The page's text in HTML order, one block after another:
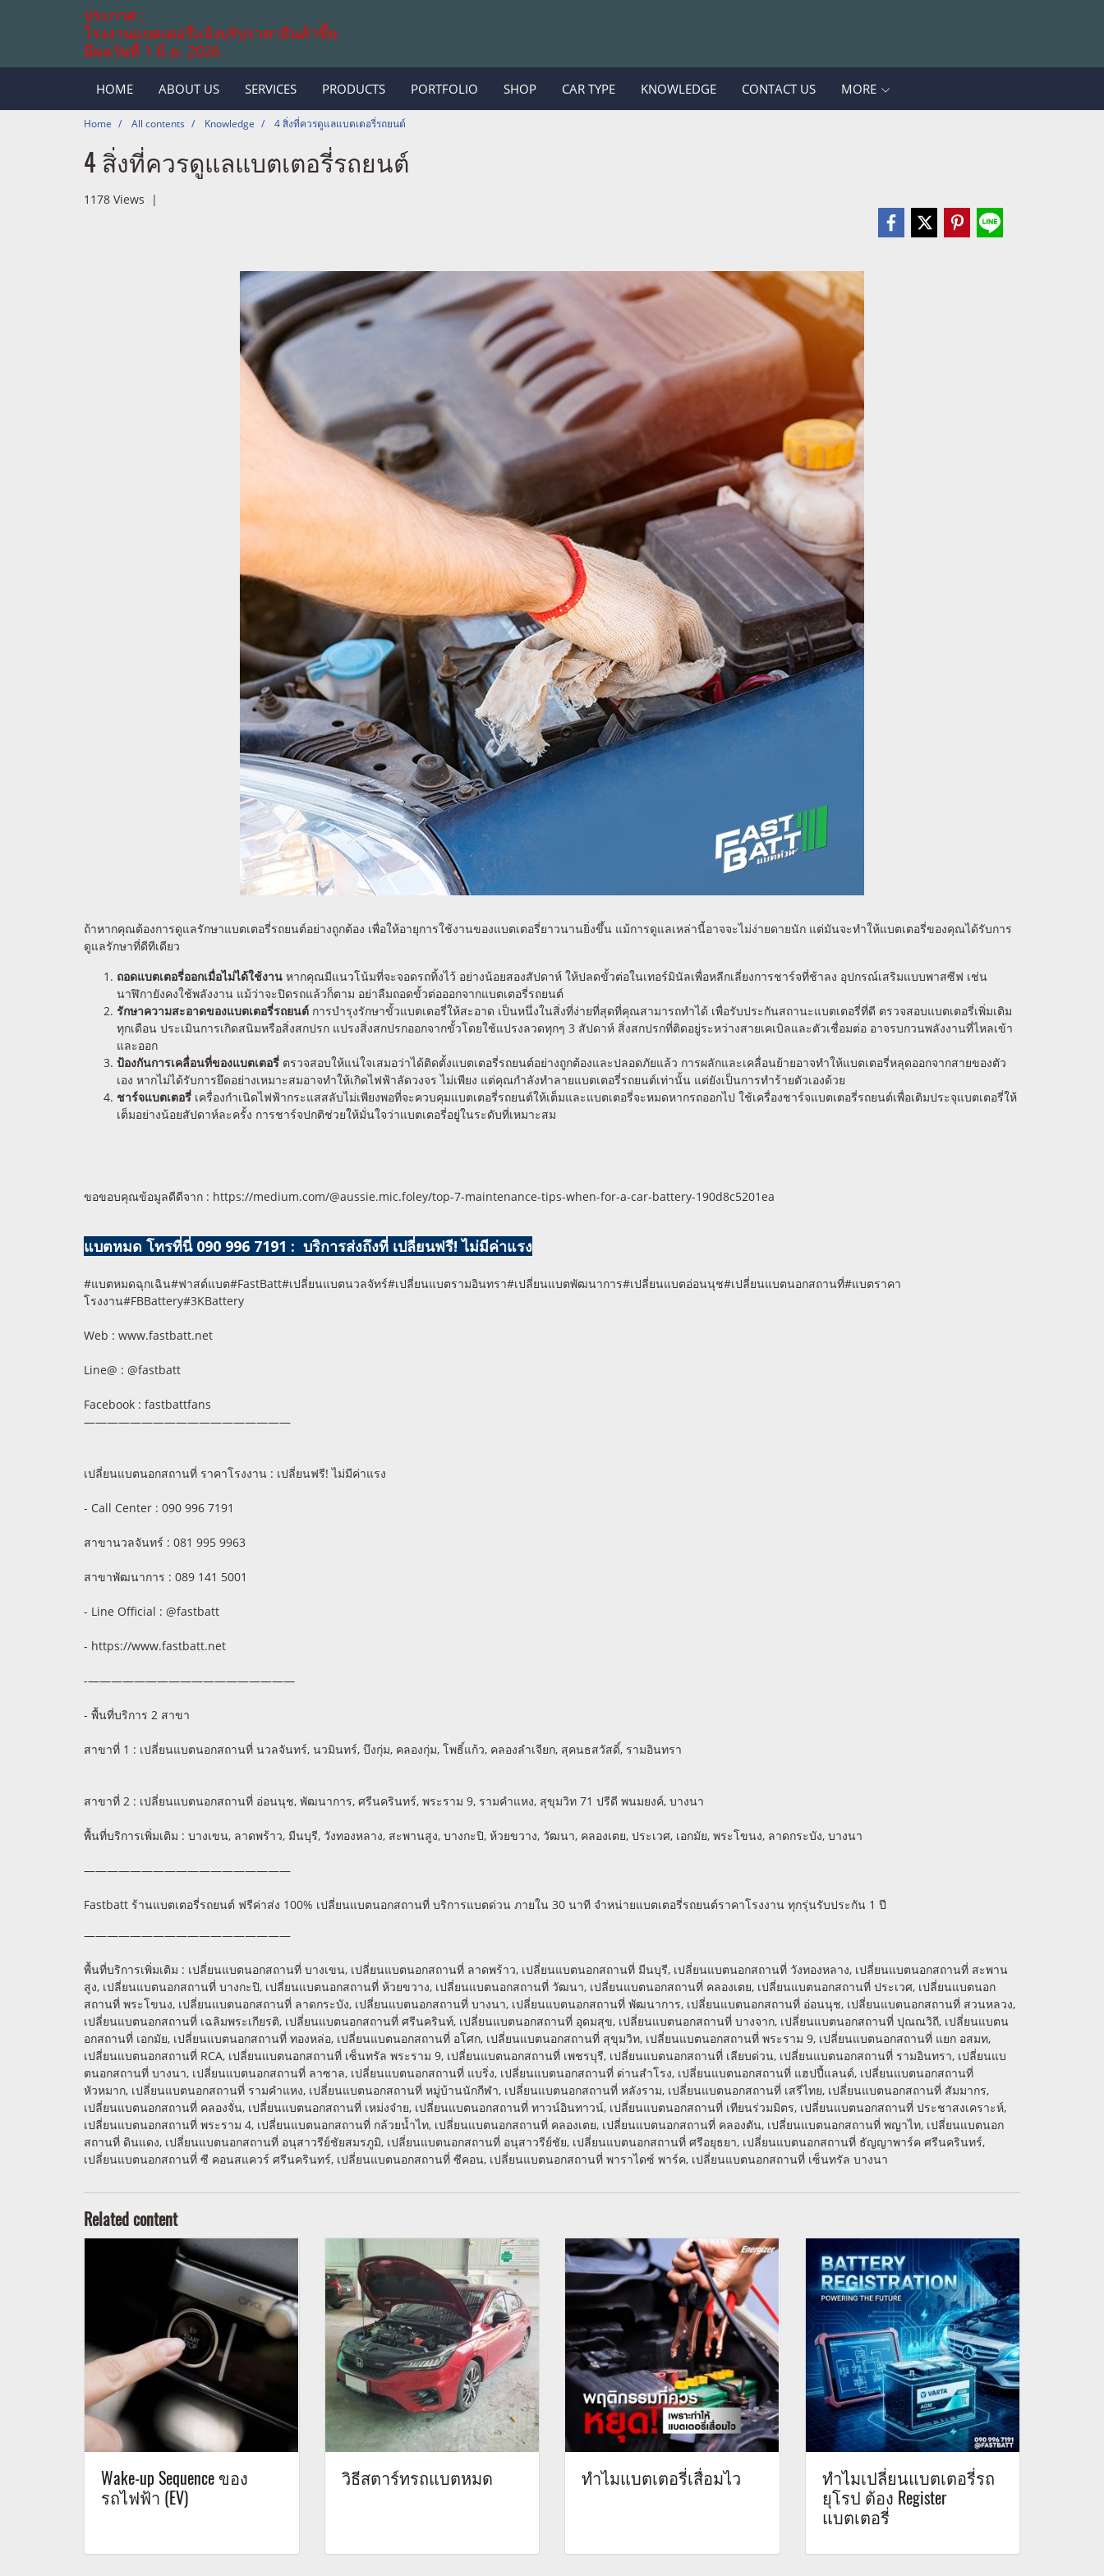
ประกาศ :
โรงงานแบตเตอรี่แจ้งปรับราคาสินค้าขึ้น
มีผลวันที่ 1 มิ.ย. 2026
HOME ABOUT US SERVICES PRODUCTS PORTFOLIO SHOP CAR TYPE KNOWLEDGE CONTACT US MORE
Home All contents Knowledge 4 สิ่งที่ควรดูแลแบตเตอรี่รถยนต์
4 สิ่งที่ควรดูแลแบตเตอรี่รถยนต์
1178 Views |
ถ้าหากคุณต้องการดูแลรักษาแบตเตอรี่รถยนต์อย่างถูกต้อง เพื่อให้อายุการใช้งานของแบตเตอรี่ยาวนานยิ่งขึ้น แม้การดูแลเหล่านี้อาจจะไม่ง่ายดายนัก แต่มันจะทำให้แบตเตอรี่ของคุณได้รับการ
ดูแลรักษาที่ดีทีเดียว
ถอดแบตเตอรี่ออกเมื่อไม่ได้ใช้งาน หากคุณมีแนวโน้มที่จะจอดรถทิ้งไว้ อย่างน้อยสองสัปดาห์ ให้ปลดขั้วต่อในเทอร์มินัลเพื่อหลีกเลี่ยงการชาร์จที่ช้าลง อุปกรณ์เสริมแบบพาสซีฟ เช่น
นาฬิกายังคงใช้พลังงาน แม้ว่าจะปิดรถแล้วก็ตาม อย่าลืมถอดขั้วต่อออกจากแบตเตอรี่รถยนต์
รักษาความสะอาดของแบตเตอรี่รถยนต์ การบำรุงรักษาขั้วแบตเตอรี่ให้สะอาด เป็นหนึ่งในสิ่งที่ง่ายที่สุดที่คุณสามารถทำได้ เพื่อรับประกันสถานะแบตเตอรี่ที่ดี ตรวจสอบแบตเตอรี่เพิ่มเติม
ทุกเดือน ประเมินการเกิดสนิมหรือสิ่งสกปรก แปรงสิ่งสกปรกออกจากขั้วโดยใช้แปรงลวดทุกๆ 3 สัปดาห์ สิ่งสกปรกที่ติดอยู่ระหว่างสายเคเบิลและตัวเชื่อมต่อ อาจรบกวนพลังงานที่ไหลเข้า
และออก
ป้องกันการเคลื่อนที่ของแบตเตอรี่ ตรวจสอบให้แน่ใจเสมอว่าได้ติดตั้งแบตเตอรี่รถยนต์อย่างถูกต้องและปลอดภัยแล้ว การผลักและเคลื่อนย้ายอาจทำให้แบตเตอรี่หลุดออกจากสายของตัว
เอง หากไม่ได้รับการยึดอย่างเหมาะสมอาจทำให้เกิดไฟฟ้าลัดวงจร ไม่เพียง แต่คุณกำลังทำลายแบตเตอรี่รถยนต์เท่านั้น แต่ยังเป็นการทำร้ายตัวเองด้วย
ชาร์จแบตเตอรี่ เครื่องกำเนิดไฟฟ้ากระแสสลับไม่เพียงพอที่จะควบคุมแบตเตอรี่รถยนต์ให้เต็มและแบตเตอรี่จะหมดหากรถออกไป ใช้เครื่องชาร์จแบตเตอรี่รถยนต์เพื่อเติมประจุแบตเตอรี่ให้
เต็มอย่างน้อยสัปดาห์ละครั้ง การชาร์จปกติช่วยให้มั่นใจว่าแบตเตอรี่อยู่ในระดับที่เหมาะสม
ขอขอบคุณข้อมูลดีดีจาก : https://medium.com/@aussie.mic.foley/top-7-maintenance-tips-when-for-a-car-battery-190d8c5201ea
แบตหมด โทรที่นี่ 090 996 7191 : บริการส่งถึงที่ เปลี่ยนฟรี! ไม่มีค่าแรง
#แบตหมดฉุกเฉิน#ฟาสต์แบต#FastBatt#เปลี่ยนแบตนวลจัทร์#เปลี่ยนแบตรามอินทรา#เปลี่ยนแบตพัฒนาการ#เปลี่ยนแบตอ่อนนุช#เปลี่ยนแบตนอกสถานที่#แบตราคา
โรงงาน#FBBattery#3KBattery
Web : www.fastbatt.net
Line@ : @fastbatt
Facebook : fastbattfans
——————————————————
เปลี่ยนแบตนอกสถานที่ ราคาโรงงาน : เปลี่ยนฟรี! ไม่มีค่าแรง
- Call Center : 090 996 7191
สาขานวลจันทร์ : 081 995 9963
สาขาพัฒนาการ : 089 141 5001
- Line Official : @fastbatt
- https://www.fastbatt.net
-——————————————————
- พื้นที่บริการ 2 สาขา
สาขาที่ 1 : เปลี่ยนแบตนอกสถานที่ นวลจันทร์, นวมินทร์, บึงกุ่ม, คลองกุ่ม, โพธิ์แก้ว, คลองลำเจียก, สุคนธสวัสดิ์, รามอินทรา
สาขาที่ 2 : เปลี่ยนแบตนอกสถานที่ อ่อนนุช, พัฒนาการ, ศรีนครินทร์, พระราม 9, รามคำแหง, สุขุมวิท 71 ปรีดี พนมยงค์, บางนา
พื้นที่บริการเพิ่มเติม : บางเขน, ลาดพร้าว, มีนบุรี, วังทองหลาง, สะพานสูง, บางกะปิ, ห้วยขวาง, วัฒนา, คลองเตย, ประเวศ, เอกมัย, พระโขนง, ลาดกระบัง, บางนา
——————————————————
Fastbatt ร้านแบตเตอรี่รถยนต์ ฟรีค่าส่ง 100% เปลี่ยนแบตนอกสถานที่ บริการแบตด่วน ภายใน 30 นาที จำหน่ายแบตเตอรี่รถยนต์ราคาโรงงาน ทุกรุ่นรับประกัน 1 ปี
——————————————————
พื้นที่บริการเพิ่มเติม : เปลี่ยนแบตนอกสถานที่ บางเขน, เปลี่ยนแบตนอกสถานที่ ลาดพร้าว, เปลี่ยนแบตนอกสถานที่ มีนบุรี, เปลี่ยนแบตนอกสถานที่ วังทองหลาง, เปลี่ยนแบตนอกสถานที่ สะพาน
สูง, เปลี่ยนแบตนอกสถานที่ บางกะปิ, เปลี่ยนแบตนอกสถานที่ ห้วยขวาง, เปลี่ยนแบตนอกสถานที่ วัฒนา, เปลี่ยนแบตนอกสถานที่ คลองเตย, เปลี่ยนแบตนอกสถานที่ ประเวศ, เปลี่ยนแบตนอก
สถานที่ พระโขนง, เปลี่ยนแบตนอกสถานที่ ลาดกระบัง, เปลี่ยนแบตนอกสถานที่ บางนา, เปลี่ยนแบตนอกสถานที่ พัฒนาการ, เปลี่ยนแบตนอกสถานที่ อ่อนนุช, เปลี่ยนแบตนอกสถานที่ สวนหลวง,
เปลี่ยนแบตนอกสถานที่ เฉลิมพระเกียรติ, เปลี่ยนแบตนอกสถานที่ ศรีนครินท์, เปลี่ยนแบตนอกสถานที่ อุดมสุข, เปลี่ยนแบตนอกสถานที่ บางจาก, เปลี่ยนแบตนอกสถานที่ ปุณณวิถี, เปลี่ยนแบตน
อกสถานที่ เอกมัย, เปลี่ยนแบตนอกสถานที่ ทองหล่อ, เปลี่ยนแบตนอกสถานที่ อโศก, เปลี่ยนแบตนอกสถานที่ สุขุมวิท, เปลี่ยนแบตนอกสถานที่ พระราม 9, เปลี่ยนแบตนอกสถานที่ แยก อสมท,
เปลี่ยนแบตนอกสถานที่ RCA, เปลี่ยนแบตนอกสถานที่ เซ็นทรัล พระราม 9, เปลี่ยนแบตนอกสถานที่ เพชรบุรี, เปลี่ยนแบตนอกสถานที่ เลียบด่วน, เปลี่ยนแบตนอกสถานที่ รามอินทรา, เปลี่ยนแบ
ตนอกสถานที่ บางนา, เปลี่ยนแบตนอกสถานที่ ลาซาล, เปลี่ยนแบตนอกสถานที่ แบริ่ง, เปลี่ยนแบตนอกสถานที่ ด่านสำโรง, เปลี่ยนแบตนอกสถานที่ แฮปปี้แลนด์, เปลี่ยนแบตนอกสถานที่
หัวหมาก, เปลี่ยนแบตนอกสถานที่ รามคำแหง, เปลี่ยนแบตนอกสถานที่ หมู่บ้านนักกีฬา, เปลี่ยนแบตนอกสถานที่ หลังราม, เปลี่ยนแบตนอกสถานที่ เสรีไทย, เปลี่ยนแบตนอกสถานที่ สัมมากร,
เปลี่ยนแบตนอกสถานที่ คลองจั่น, เปลี่ยนแบตนอกสถานที่ เหม่งจ๋าย, เปลี่ยนแบตนอกสถานที่ ทาวน์อินทาวน์, เปลี่ยนแบตนอกสถานที่ เทียนร่วมมิตร, เปลี่ยนแบตนอกสถานที่ ประชาสงเคราะห์,
เปลี่ยนแบตนอกสถานที่ พระราม 4, เปลี่ยนแบตนอกสถานที่ กล้วยน้ำไท, เปลี่ยนแบตนอกสถานที่ คลองเตย, เปลี่ยนแบตนอกสถานที่ คลองตัน, เปลี่ยนแบตนอกสถานที่ พญาไท, เปลี่ยนแบตนอก
สถานที่ ดินแดง, เปลี่ยนแบตนอกสถานที่ อนุสาวรีย์ชัยสมรภูมิ, เปลี่ยนแบตนอกสถานที่ อนุสาวรีย์ชัย, เปลี่ยนแบตนอกสถานที่ ศรีอยุธยา, เปลี่ยนแบตนอกสถานที่ ธัญญาพาร์ค ศรีนครินทร์,
เปลี่ยนแบตนอกสถานที่ ซี คอนสแควร์ ศรีนครินทร์, เปลี่ยนแบตนอกสถานที่ ซีคอน, เปลี่ยนแบตนอกสถานที่ พาราไดซ์ พาร์ค, เปลี่ยนแบตนอกสถานที่ เซ็นทรัล บางนา
Related content
Wake-up Sequence ของ
รถไฟฟ้า (EV)
วิธีสตาร์ทรถแบตหมด ทำไมแบตเตอรี่เสื่อมไว
ทำไมเปลี่ยนแบตเตอรี่รถ
ยุโรป ต้อง Register
แบตเตอรี่